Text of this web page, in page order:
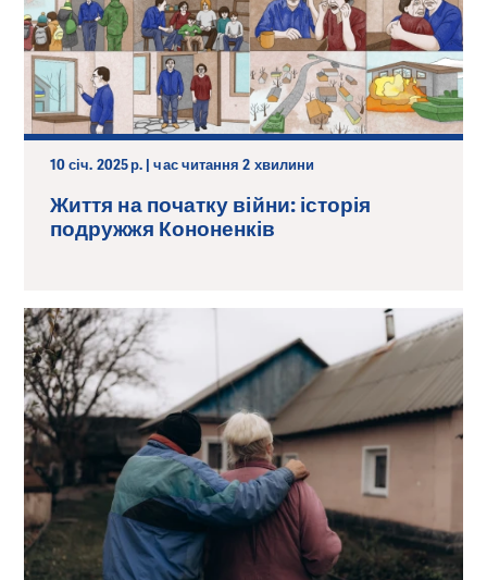
10 січ. 2025 р. | час читання 2 хвилини
Життя на початку війни: історія
подружжя Кононенків